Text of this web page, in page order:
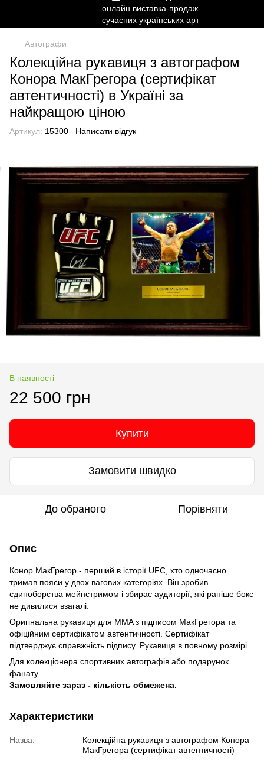
Автографи
Колекційна рукавиця з автографом
Конора МакГрегора (сертифікат
автентичності) в Україні за
найкращою ціною
Артикул: 15300 Написати відгук
В наявності
22 500 грн
Купити
Замовити швидко
До обраного Порівняти
Опис
Конор МакГрегор - перший в історії UFC, хто одночасно
тримав пояси у двох вагових категоріях. Він зробив
єдиноборства мейнстримом і збирає аудиторії, які раніше бокс
не дивилися взагалі.
Оригінальна рукавиця для MMA з підписом МакГрегора та
офіційним сертифікатом автентичності. Сертифікат
підтверджує справжність підпису. Рукавиця в повному розмірі.
Для колекціонера спортивних автографів або подарунок
фанату.
Замовляйте зараз - кількість обмежена.
Характеристики
Назва:
Колекційна рукавиця з автографом Конора
МакГрегора (сертифікат автентичності)